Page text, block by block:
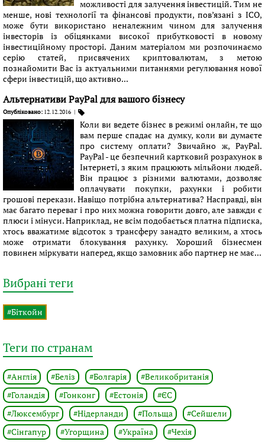
можливості для залучення інвестицій. Тим не
менше, нові технології та фінансові продукти, пов’язані з ICO,
може бути використано неналежним чином для залучення
інвесторів із обіцянками високої прибутковості в новому
інвестиційному просторі. Даним матеріалом ми розпочинаємо
серію статей, присвячених криптовалютам, з метою
познайомити Вас із актуальними питаннями регулювання нової
сфери інвестицій, що активно...
Альтернативи PayPal для вашого бізнесу
Опубліковано: 12.12.2016 |
Коли ви ведете бізнес в режимі онлайн, те що
вам перше спадає на думку, коли ви думаєте
про систему оплати? Звичайно ж, PayPal.
PayPal - це безпечний картковий розрахунок в
Інтернеті, з яким працюють мільйони людей.
Він працює з різними валютами, дозволяє
оплачувати покупки, рахунки і робити
грошові перекази. Навіщо потрібна альтернатива? Насправді, він
має багато переваг і про них можна говорити довго, але завжди є
плюси і мінуси. Наприклад, не всім подобається платна підписка,
хтось вважатиме відсоток з трансферу занадто великим, а хтось
може отримати блокування рахунку. Хороший бізнесмен
повинен міркувати наперед, якщо замовник або партнер не має...
Вибрані теги
#Біткойн
Теги по странам
#Англія #Беліз #Болгарія
#Великобританія
#Голандія
#Гонконг #Естонія
#ЄС
#Люксембург
#Нідерланди #Польща
#Сейшели
#Сінгапур
#Угорщина #Україна
#Чехія